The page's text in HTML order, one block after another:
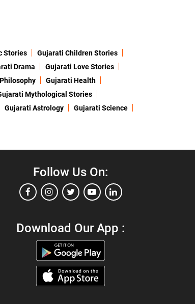
Stories
Gujarati Children Stories
Drama
Gujarati Love Stories
Gujarati Health
Mythological Stories
Gujarati Astrology
Gujarati Science
Follow Us On:
Download Our App :